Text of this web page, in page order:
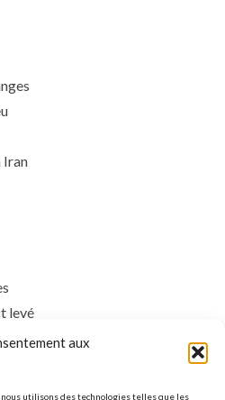
aux
utilisons des technologies telles que les
Iran
levé